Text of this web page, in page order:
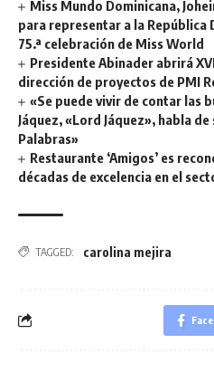
Miss Mundo Dominicana,
para representar a la República
75.ª celebración de Miss World
Presidente Abinader abrirá
dirección de proyectos de PMI
«Se puede vivir de contar las
Jáquez, «Lord Jáquez», habla
Palabras»
Restaurante ‘Amigos’ es
décadas de excelencia en el
TAGGED: carolina mejira